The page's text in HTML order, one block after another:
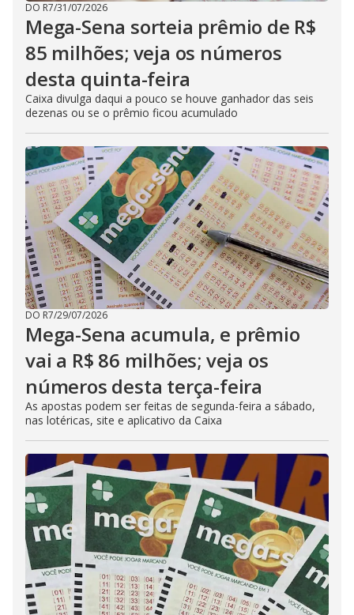
DO R7/31/07/2026
Mega-Sena sorteia prêmio de R$
85 milhões; veja os números
desta quinta-feira
Caixa divulga daqui a pouco se houve ganhador das seis
dezenas ou se o prêmio ficou acumulado
DO R7/29/07/2026
Mega-Sena acumula, e prêmio
vai a R$ 86 milhões; veja os
números desta terça-feira
As apostas podem ser feitas de segunda-feira a sábado,
nas lotéricas, site e aplicativo da Caixa